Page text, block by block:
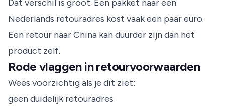
Dat verschil is groot. Een pakket naar een
Nederlands retouradres kost vaak een paar euro.
Een retour naar China kan duurder zijn dan het
product zelf.
Rode vlaggen in retourvoorwaarden
Wees voorzichtig als je dit ziet:
geen duidelijk retouradres